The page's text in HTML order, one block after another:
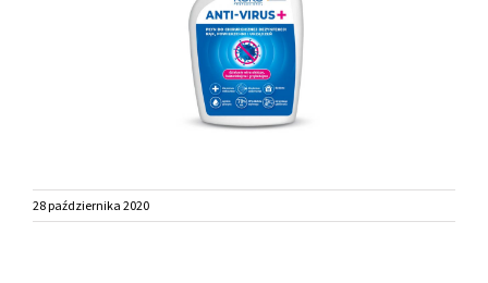
28 października 2020